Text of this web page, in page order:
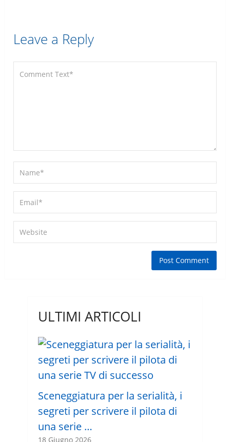
Leave a Reply
ULTIMI ARTICOLI
Sceneggiatura per la serialità, i
segreti per scrivere il pilota di
una serie …
18 Giugno 2026